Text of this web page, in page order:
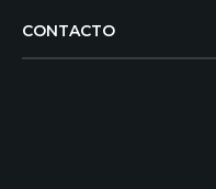
CONTACTO